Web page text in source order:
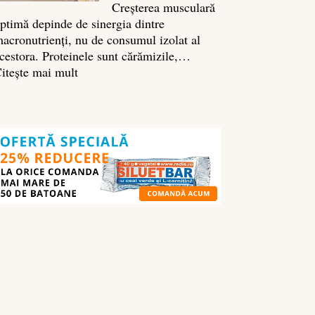
Creșterea musculară
depinde de sinergia dintre
nu de consumul izolat al
Proteinele sunt cărămizile,…
mai mult:
culturism:
ce
să
mănânci